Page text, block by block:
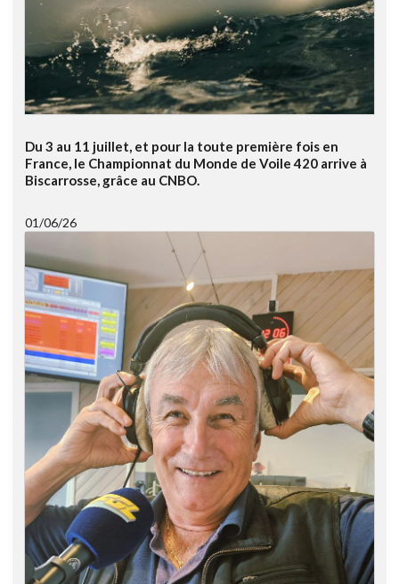
Du 3 au 11 juillet, et pour la toute première fois en
France, le Championnat du Monde de Voile 420 arrive à
Biscarrosse, grâce au CNBO.
01/06/26